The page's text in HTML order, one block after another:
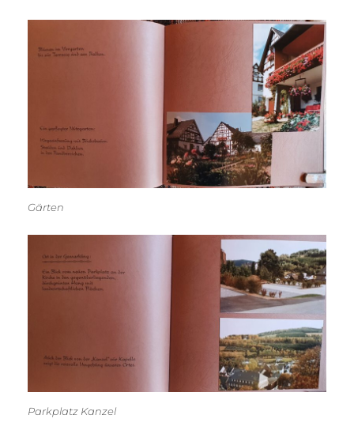
Gärten
Parkplatz Kanzel